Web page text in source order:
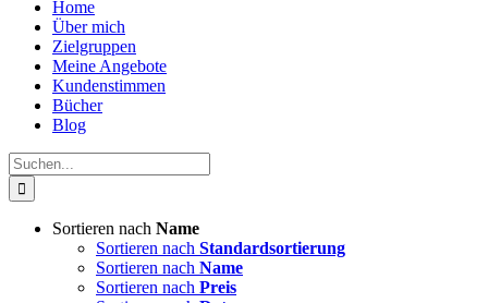
Home
Über mich
Zielgruppen
Meine Angebote
Kundenstimmen
Bücher
Blog
Suche
nach:
Sortieren nach Name
Sortieren nach Standardsortierung
Sortieren nach Name
Sortieren nach Preis